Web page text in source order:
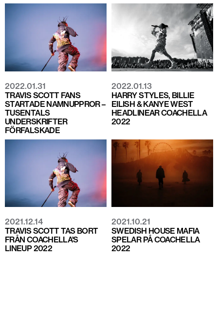
2022.01.31
TRAVIS SCOTT FANS
STARTADE NAMNUPPROR –
TUSENTALS
UNDERSKRIFTER
FÖRFALSKADE
2022.01.13
HARRY STYLES, BILLIE
EILISH & KANYE WEST
HEADLINEAR COACHELLA
2022
2021.12.14
TRAVIS SCOTT TAS BORT
FRÅN COACHELLA'S
LINEUP 2022
2021.10.21
SWEDISH HOUSE MAFIA
SPELAR PÅ COACHELLA
2022